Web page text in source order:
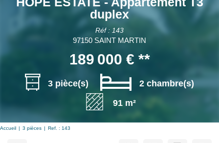
duplex
Réf : 143
97150 SAINT MARTIN
189 000 € **
3 pièce(s)
2 chambre(s)
91 m²
Accueil 3 pièces Ref. : 143